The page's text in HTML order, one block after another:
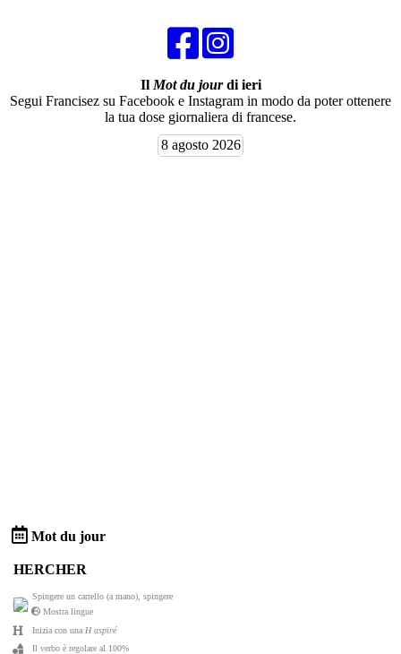
Il Mot du jourdi ieri
Segui Francisez su Facebook e Instagram in modo da poter ottenere
la tua dose giornaliera di francese.
8 agosto 2026
Mot du jour
HERCHER
Spingere un carrello (a mano), spingere
Mostra lingue
Inizia con una H aspiré
Il verbo è regolare al 100%